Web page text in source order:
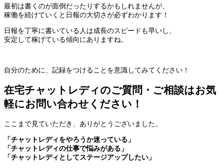
最初は書くのが面倒だったりするかもしれませんが、
稼働を続けていくと日報の大切さが必ずわかります！
日報を丁寧に書いている人は成長のスピードも早いし、
安定して稼げている傾向にありますね。
自分のために、記録をつけることを意識してみてください！
在宅チャットレディのご質問・ご相談はお気
軽にお問い合わせください！
ここまで見ていただき、ありがとうございました。
「チャットレディをやろうか迷っている」
「チャットレディの仕事で悩みがある」
「チャットレディとしてステージアップしたい」